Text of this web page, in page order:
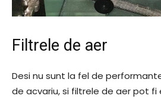
Filtrele de aer
Desi nu sunt la fel de
de acvariu, si filtrele de aer pot